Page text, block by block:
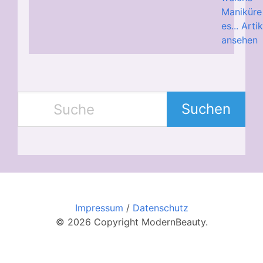
es...
ansehen
Suchen
Impressum / Datenschutz
© 2026 Copyright ModernBeauty.